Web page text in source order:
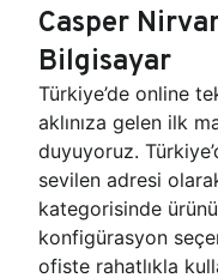
Casper
Bilgisayar
Türkiye’de online
aklınıza gelen ilk
duyuyoruz.
sevilen adresi
kategorisinde
konfigürasyon
ofiste rahatlıkla